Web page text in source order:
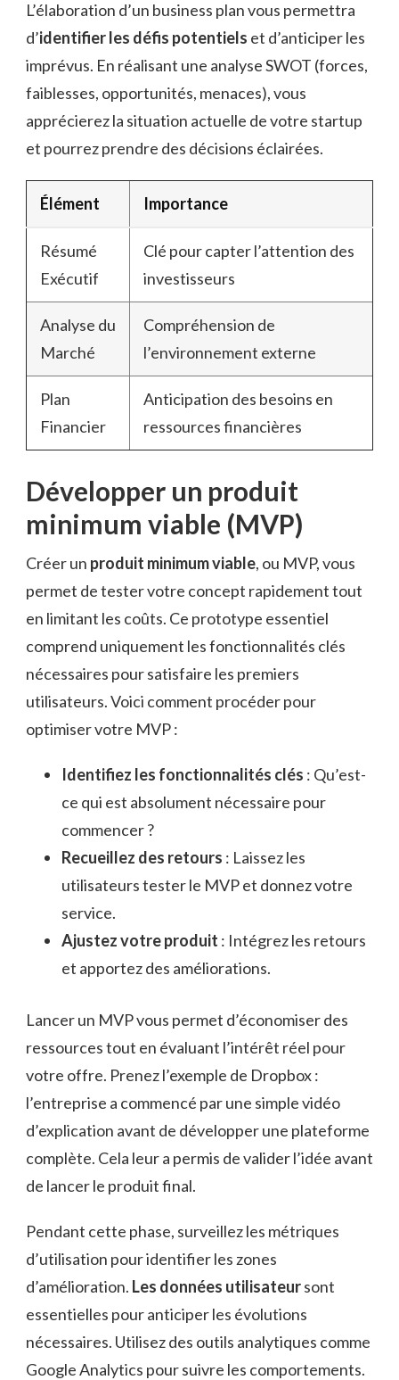
L’élaboration d’un business plan vous permettra
d’identifier les défis potentiels et d’anticiper les
imprévus. En réalisant une analyse SWOT (forces,
faiblesses, opportunités, menaces), vous
apprécierez la situation actuelle de votre startup
et pourrez prendre des décisions éclairées.
Élément Importance
Résumé
Exécutif
Clé pour capter l’attention des
investisseurs
Analyse du
Marché
Compréhension de
l’environnement externe
Plan
Financier
Anticipation des besoins en
ressources financières
Développer un produit
minimum viable (MVP)
Créer un produit minimum viable, ou MVP, vous
permet de tester votre concept rapidement tout
en limitant les coûts. Ce prototype essentiel
comprend uniquement les fonctionnalités clés
nécessaires pour satisfaire les premiers
utilisateurs. Voici comment procéder pour
optimiser votre MVP :
Identifiez les fonctionnalités clés : Qu’est-
ce qui est absolument nécessaire pour
commencer ?
Recueillez des retours : Laissez les
utilisateurs tester le MVP et donnez votre
service.
Ajustez votre produit : Intégrez les retours
et apportez des améliorations.
Lancer un MVP vous permet d’économiser des
ressources tout en évaluant l’intérêt réel pour
votre offre. Prenez l’exemple de Dropbox :
l’entreprise a commencé par une simple vidéo
d’explication avant de développer une plateforme
complète. Cela leur a permis de valider l’idée avant
de lancer le produit final.
Pendant cette phase, surveillez les métriques
d’utilisation pour identifier les zones
d’amélioration. Les données utilisateursont
essentielles pour anticiper les évolutions
nécessaires. Utilisez des outils analytiques comme
Google Analytics pour suivre les comportements.